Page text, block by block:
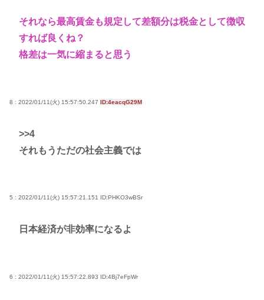
ガチで “ママ” ブーム来てるよな
ポケカ資産が100万円超えた男の子www
中国のメスガキ、民度が終わりすぎてる
Powered by livedoor 相互RSS
それなら最高賃金も規定して差額分は税金として徴収
すれば良くね？
格差は一気に縮まると思う
8 : 2022/01/11(火) 15:57:50.247 ID:4eacqG29M
>>4
それもうただの社会主義では
5 : 2022/01/11(火) 15:57:21.151 ID:PHKO3wBSr
日本経済が非効率になるよ
6 : 2022/01/11(火) 15:57:22.893 ID:4Bj7eFpWr